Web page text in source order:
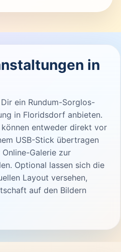
in
ein Rundum-Sorglos-
in Floridsdorf anbieten.
entweder direkt vor
USB-Stick übertragen
Galerie zur
Optional lassen sich die
Layout versehen,
auf den Bildern